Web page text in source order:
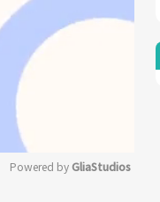
Powered by GliaStudios